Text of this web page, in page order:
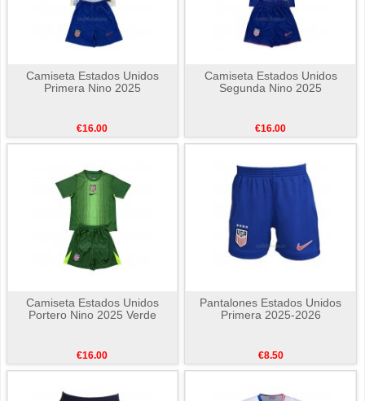
Camiseta Estados Unidos
Primera Nino 2025
€16.00
Camiseta Estados Unidos
Segunda Nino 2025
€16.00
Camiseta Estados Unidos
Portero Nino 2025 Verde
€16.00
Pantalones Estados Unidos
Primera 2025-2026
€8.50